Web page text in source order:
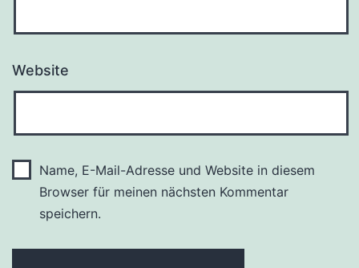
Website
Name, E-Mail-Adresse und Website in diesem
Browser für meinen nächsten Kommentar
speichern.